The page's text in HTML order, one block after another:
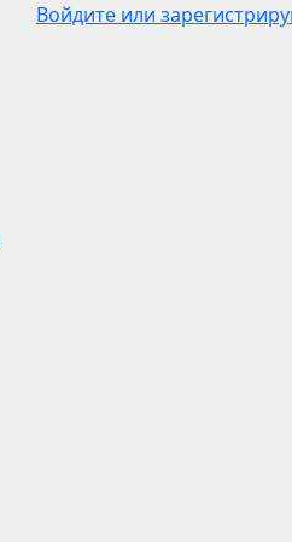
Войдите или